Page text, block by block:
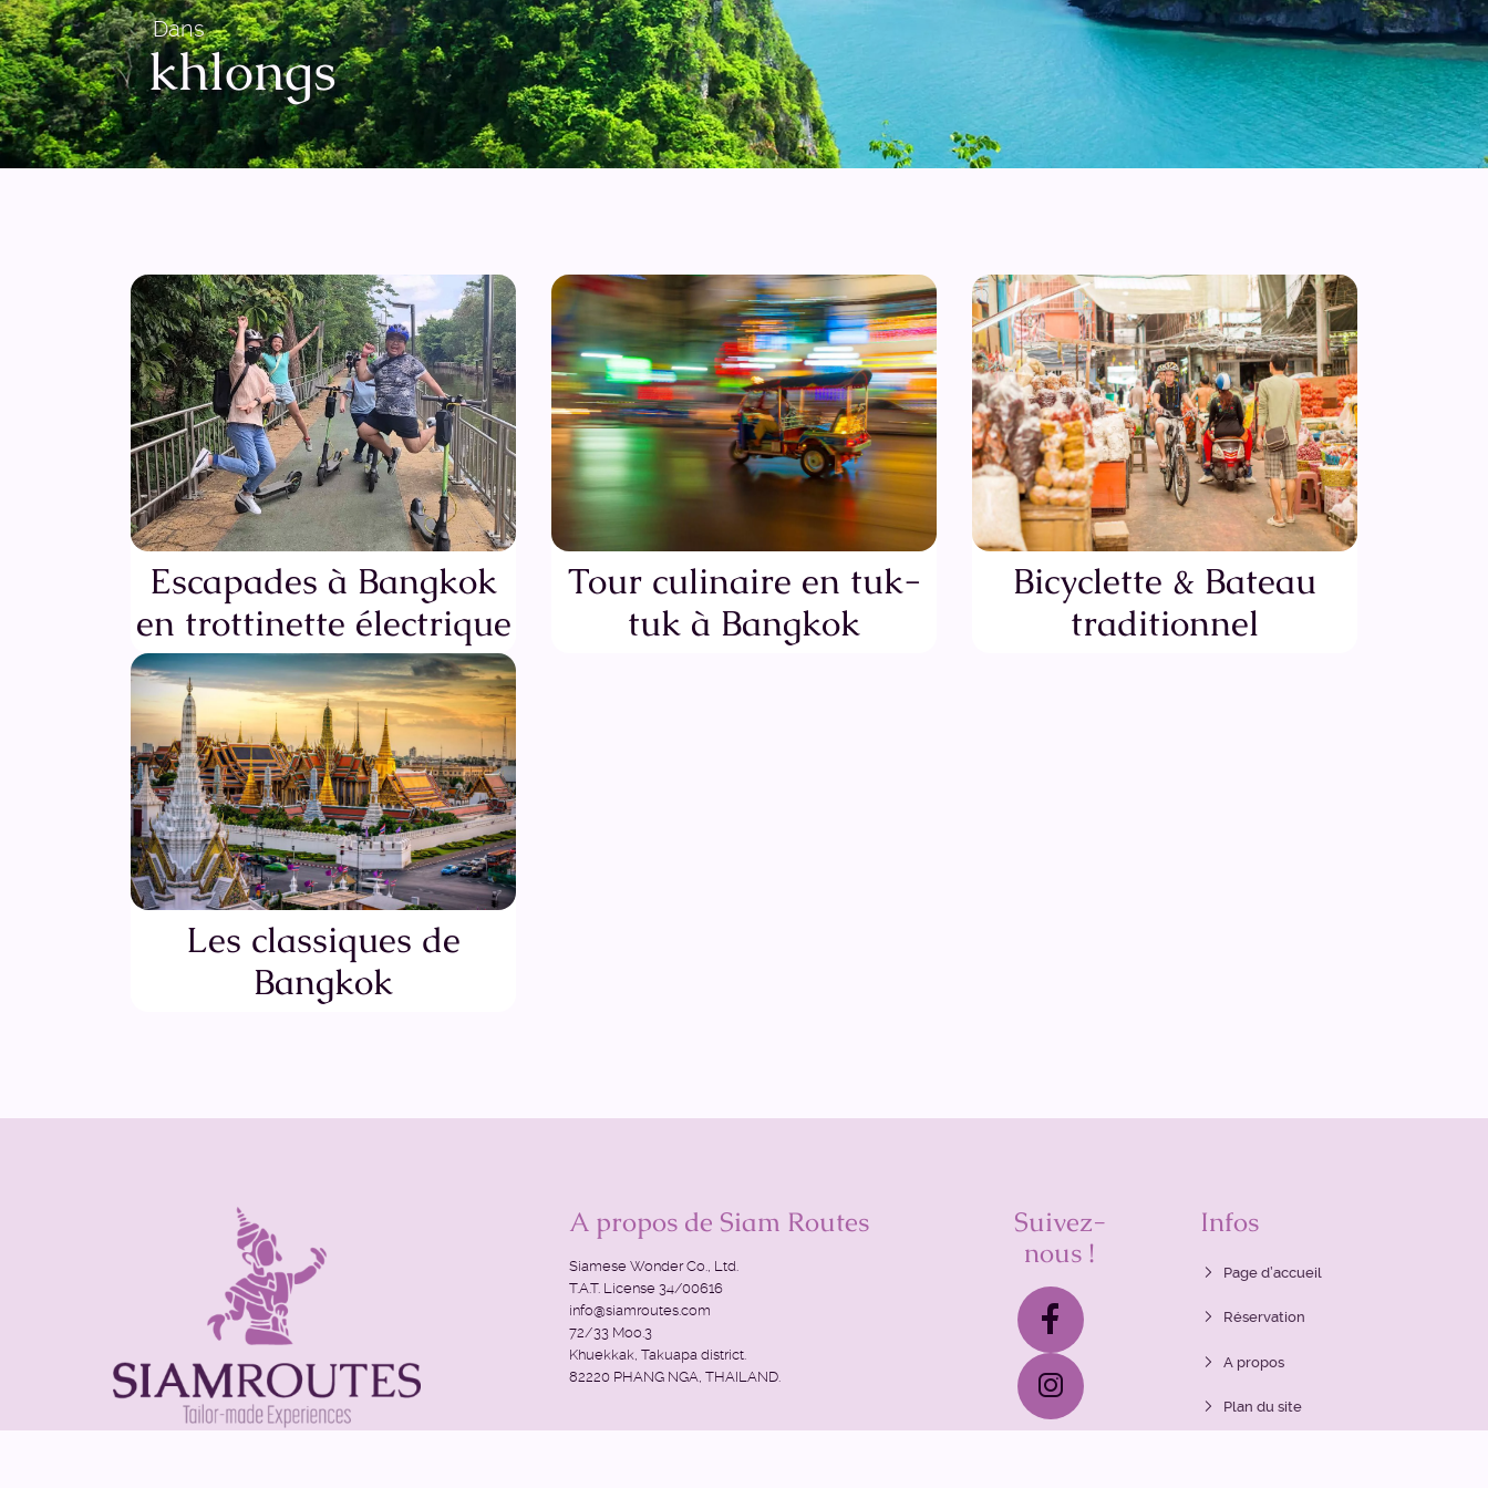
Dans
khlongs
Escapades à Bangkok
en trottinette électrique
Tour culinaire en tuk-
tuk à Bangkok
Bicyclette & Bateau
traditionnel
Les classiques de
Bangkok
A propos de Siam Routes
Siamese Wonder Co., Ltd.
T.A.T. License 34/00616
info@siamroutes.com
72/33 Moo.3
Khuekkak, Takuapa district.
82220 PHANG NGA, THAILAND.
Suivez-
nous !
Infos
Page d’accueil
Réservation
A propos
Plan du site